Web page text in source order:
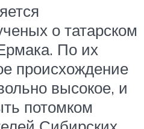
о татарском
По их
происхождение
высокое, и
потомком